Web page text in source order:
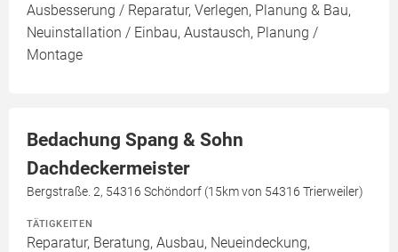
Ausbesserung / Reparatur, Verlegen, Planung & Bau,
Neuinstallation / Einbau, Austausch, Planung /
Montage
Bedachung Spang & Sohn
Dachdeckermeister
Bergstraße. 2, 54316 Schöndorf (15km von 54316 Trierweiler)
TÄTIGKEITEN
Reparatur, Beratung, Ausbau, Neueindeckung,